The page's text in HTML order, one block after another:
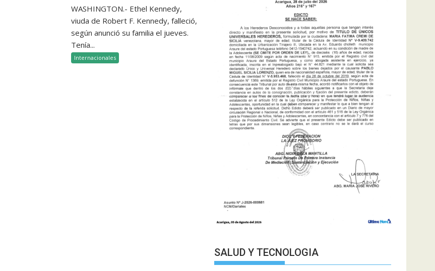
WASHINGTON.- Ethel Kennedy,
viuda de Robert F. Kennedy, falleció,
según anunció su familia el jueves.
Tenía...
Internacionales
SALUD Y TECNOLOGIA